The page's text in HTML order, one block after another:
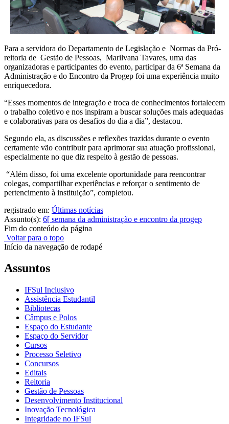
Para a servidora do Departamento de Legislação e Normas da Pró-
reitoria de Gestão de Pessoas, Marilvana Tavares, uma das
organizadoras e participantes do evento, participar da 6ª Semana da
Administração e do Encontro da Progep foi uma experiência muito
enriquecedora.
“Esses momentos de integração e troca de conhecimentos fortalecem
o trabalho coletivo e nos inspiram a buscar soluções mais adequadas
e colaborativas para os desafios do dia a dia”, destacou.
Segundo ela, as discussões e reflexões trazidas durante o evento
certamente vão contribuir para aprimorar sua atuação profissional,
especialmente no que diz respeito à gestão de pessoas.
“Além disso, foi uma excelente oportunidade para reencontrar
colegas, compartilhar experiências e reforçar o sentimento de
pertencimento à instituição”, completou.
registrado em: Últimas notícias
Assunto(s): 6[ semana da administração e encontro da progep
Fim do conteúdo da página
Voltar para o topo
Início da navegação de rodapé
Assuntos
IFSul Inclusivo
Assistência Estudantil
Bibliotecas
Câmpus e Polos
Espaço do Estudante
Espaço do Servidor
Cursos
Processo Seletivo
Concursos
Editais
Reitoria
Gestão de Pessoas
Desenvolvimento Institucional
Inovação Tecnológica
Integridade no IFSul